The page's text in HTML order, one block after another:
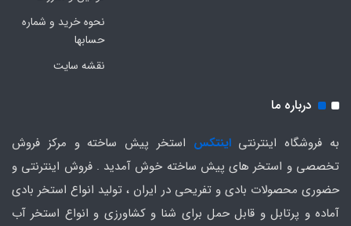
نحوه خرید و شماره
حسابها
نقشه سایت
درباره ما
به فروشگاه اینترنتیاینتکس استخر پیش ساخته و مرکز فروش
تخصصی و استخر های پیش ساخته خوش آمدید . فروش اینترنتی و
حضوری محصولات بادی و تفریحی در ایران ، تولید انواع استخر بادی
آماده و پرتابل و قابل حمل برای شنا و کشاورزی و انواع استخر آب